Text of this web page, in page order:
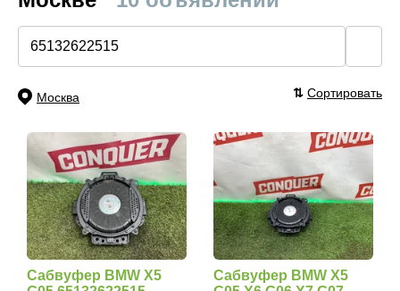
Москва ⇅ Сортировать
Сабвуфер BMW X5
Сабвуфер BMW X5